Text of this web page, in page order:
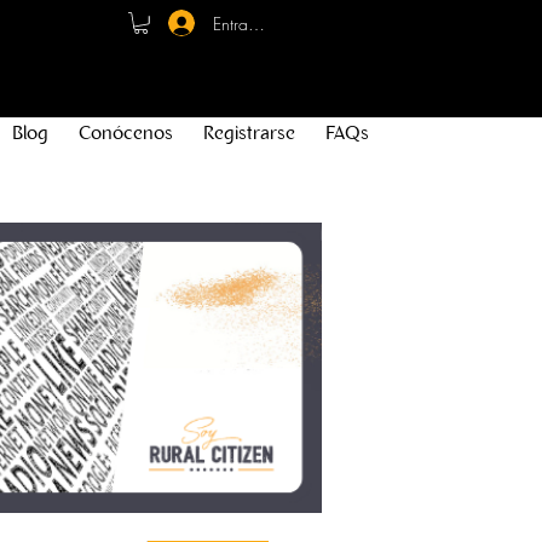
Entrar - Registro
Blog Conócenos Registrarse FAQs